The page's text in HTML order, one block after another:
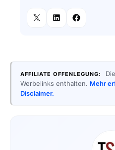
AFFILIATE OFFENLEGUNG:
Werbelinks enthalten. Mehr
Disclaimer.